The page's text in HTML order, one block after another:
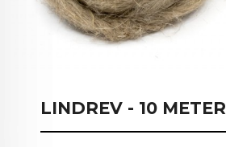
LINDREV - 10 METER